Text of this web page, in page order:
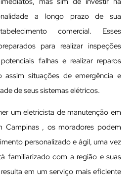
a longo prazo de sua
comercial. Esses
para realizar inspeções
falhas e realizar reparos
assim situações de emergência e
de seus sistemas elétricos.
um eletricista de manutenção em
Campinas , os moradores podem
personalizado e ágil, uma vez
familiarizado com a região e suas
em um serviço mais eficiente